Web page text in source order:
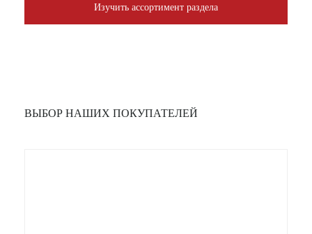
Изучить ассортимент раздела
ВЫБОР НАШИХ ПОКУПАТЕЛЕЙ